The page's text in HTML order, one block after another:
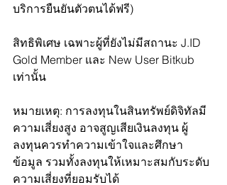
บริการยืนยันตัวตนได้ฟรี)
สิทธิพิเศษ เฉพาะผู้ที่ยังไม่มีสถานะ J.ID
Gold Member และ New User Bitkub
เท่านั้น
หมายเหตุ: การลงทุนในสินทรัพย์ดิจิทัลมี
ความเสี่ยงสูง อาจสูญเสียเงินลงทุน ผู้
ลงทุนควรทำความเข้าใจและศึกษา
ข้อมูล รวมทั้งลงทุนให้เหมาะสมกับระดับ
ความเสี่ยงที่ยอมรับได้